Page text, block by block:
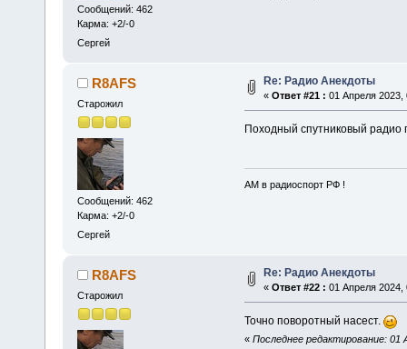
Сообщений: 462
Карма: +2/-0
Сергей
R8AFS
Старожил
Сообщений: 462
Карма: +2/-0
Сергей
Re: Радио Анекдоты
« Ответ #21 : 01 Апреля 2023,
Походный спутниковый
АМ в радиоспорт РФ !
R8AFS
Старожил
Re: Радио Анекдоты
« Ответ #22 : 01 Апреля 2024,
Точно поворотный насест.
« Последнее редактирование: 01